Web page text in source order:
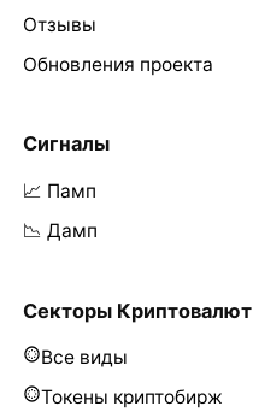
Отзывы
Обновления проекта
Сигналы
📈 Памп
📉 Дамп
Секторы Криптовалют
Все виды
Токены криптобирж